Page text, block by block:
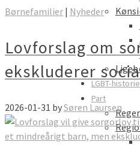
LGBT-historie
Part
Børnefamilier | Nyheder
Lovforslag om
ekskluderer
2026-01-31 bySøren Laursen